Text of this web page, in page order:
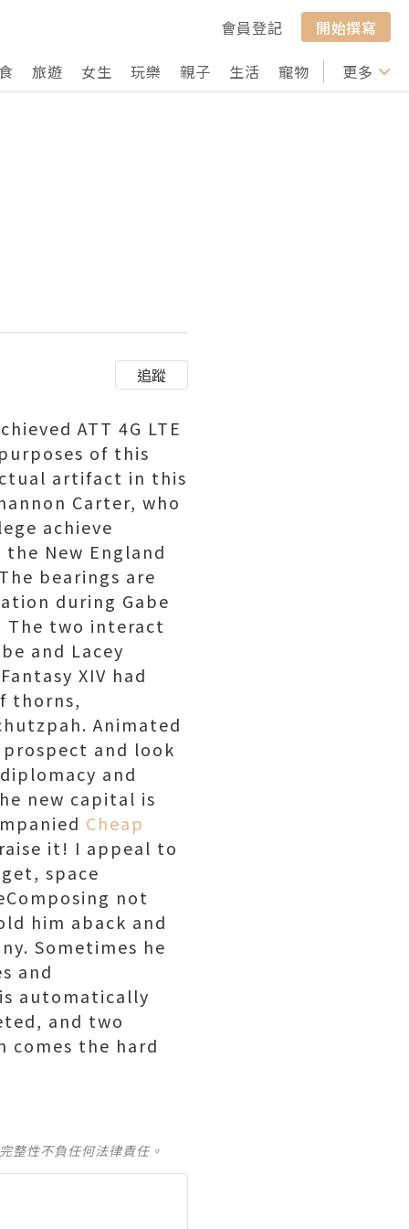
會員登記
開始撰寫
旅遊 女生 玩樂 親子 生活 寵物 行山 打卡
更多
追蹤
ATT 4G LTE
of this
artifact in this
Carter, who
achieve
New England
bearings are
during Gabe
The two interact
and Lacey
XIV had
thorns,
Animated
and look
and
new capital is
Cheap
it! I appeal to
space
not
him aback and
Sometimes he
and
automatically
and two
comes the hard
整性不負任何法律責任。